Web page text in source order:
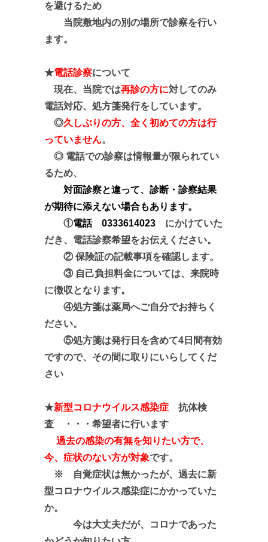
を避けるため
当院敷地内の別の場所で診察を行い
ます。
★電話診察について
現在、当院では再診の方に対してのみ
電話対応、処方箋発行をしています。
◎久しぶりの方、全く初めての方は行
っていません。
◎ 電話での診察は情報量が限られてい
るため、
対面診察と違って、診断・診察結果
が期待に添えない場合もあります。
①電話 0333614023 にかけていた
だき、電話診察希望をお伝えください。
② 保険証の記載事項を確認します。
③ 自己負担料金については、来院時
に徴収となります。
④処方箋は薬局へご自分でお持ちく
ださい。
⑤処方箋は発行日を含めて4日間有効
ですので、その間に取りにいらしてくだ
さい
★新型コロナウイルス感染症 抗体検
査 ・・・希望者に行います
過去の感染の有無を知りたい方で、
今、症状のない方が対象です。
※ 自覚症状は無かったが、過去に新
型コロナウイルス感染症にかかっていた
か。
今は大丈夫だが、コロナであった